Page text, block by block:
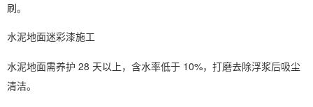
刷。
水泥地面迷彩漆施工
水泥地面需养护 28 天以上，含水率低于 10%，打磨去除浮浆后吸尘
清洁。